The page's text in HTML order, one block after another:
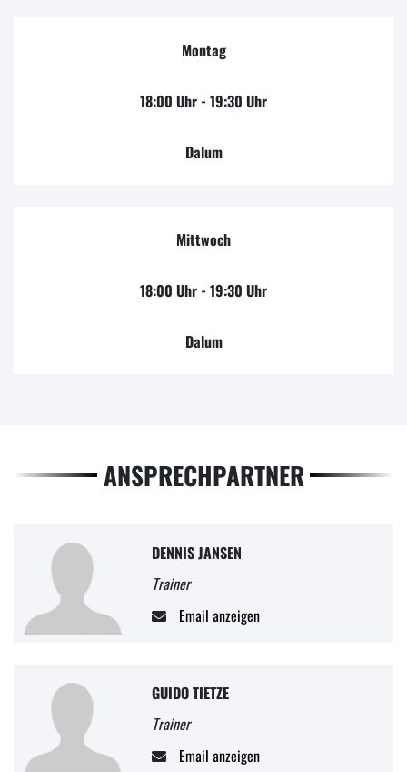
Montag
18:00 Uhr - 19:30 Uhr
Dalum
Mittwoch
18:00 Uhr - 19:30 Uhr
Dalum
ANSPRECHPARTNER
DENNIS JANSEN
Trainer
Email anzeigen
GUIDO TIETZE
Trainer
Email anzeigen